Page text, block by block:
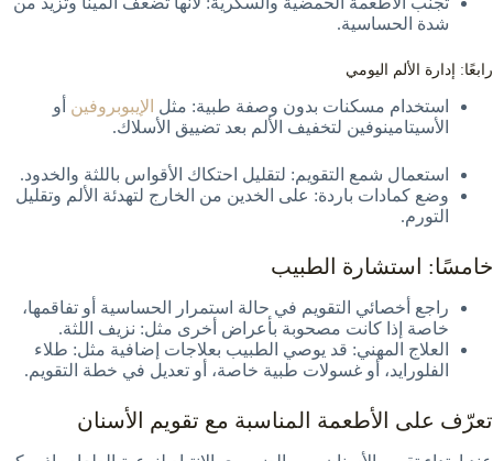
شدة الحساسية.
رابعًا: إدارة الألم اليومي
استخدام مسكنات بدون وصفة طبية: مثل الإيبوبروفين أو
الأسيتامينوفين لتخفيف الألم بعد تضييق الأسلاك.
استعمال شمع التقويم: لتقليل احتكاك الأقواس باللثة والخدود.
وضع كمادات باردة: على الخدين من الخارج لتهدئة الألم وتقليل
التورم.
خامسًا: استشارة الطبيب
راجع أخصائي التقويم في حالة استمرار الحساسية أو تفاقمها،
خاصة إذا كانت مصحوبة بأعراض أخرى مثل: نزيف اللثة.
العلاج المهني: قد يوصي الطبيب بعلاجات إضافية مثل: طلاء
الفلورايد، أو غسولات طبية خاصة، أو تعديل في خطة التقويم.
تعرّف على الأطعمة المناسبة مع تقويم الأسنان